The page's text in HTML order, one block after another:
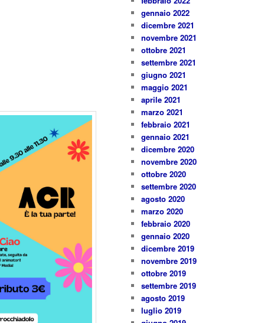
gennaio 2022
dicembre 2021
novembre 2021
ottobre 2021
settembre 2021
giugno 2021
maggio 2021
aprile 2021
marzo 2021
febbraio 2021
gennaio 2021
dicembre 2020
novembre 2020
ottobre 2020
settembre 2020
agosto 2020
marzo 2020
febbraio 2020
gennaio 2020
dicembre 2019
novembre 2019
ottobre 2019
settembre 2019
agosto 2019
luglio 2019